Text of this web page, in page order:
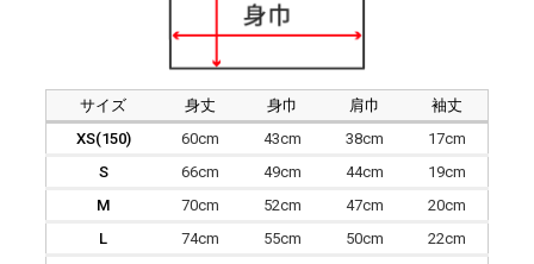
サイズ 身丈 身巾 肩巾
袖丈
XS(150)
60cm 43cm 38cm
17cm
S
66cm 49cm 44cm
19cm
M
70cm 52cm 47cm
20cm
L
74cm 55cm 50cm
22cm